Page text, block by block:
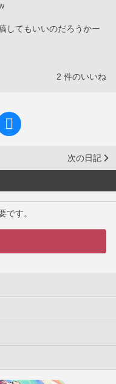
してもいいのだろうかー
2 件のいいね
次の日記
です。